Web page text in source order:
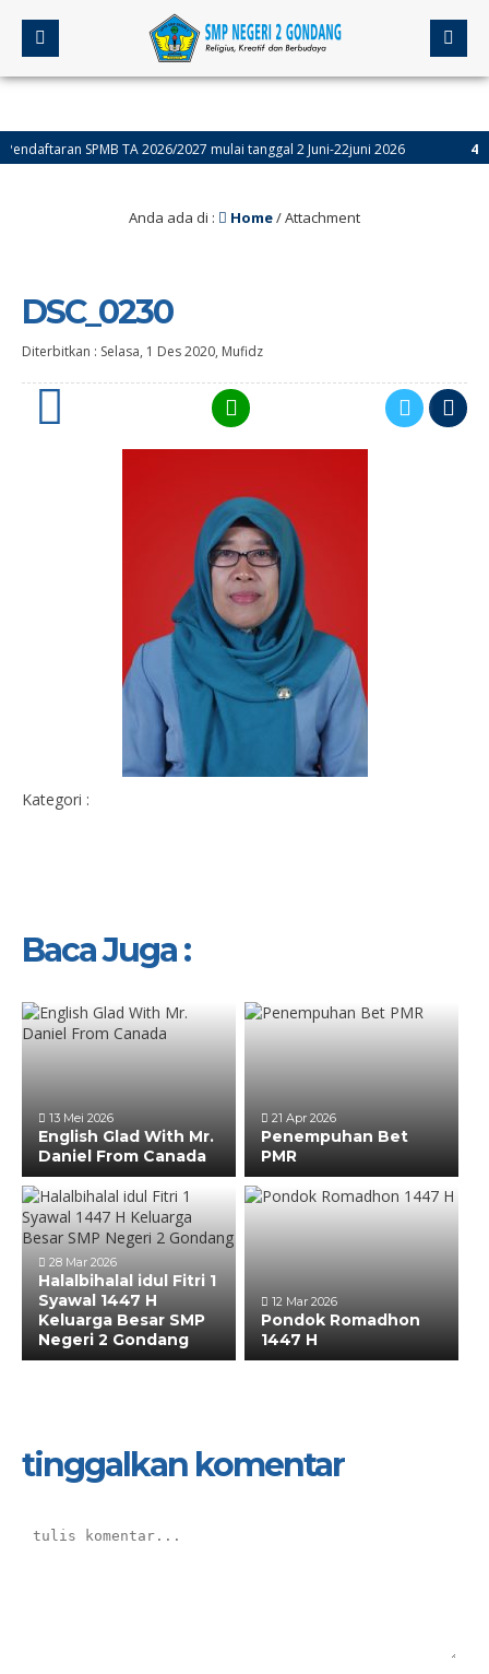
SPMB TA 2026/2027 mulai tanggal 2 Juni-22juni 2026 4
Anda ada di : Home/ Attachment
DSC_0230
Diterbitkan : Selasa, 1 Des 2020, Mufidz
Kategori :
Baca Juga :
13 Mei 2026
English Glad With Mr.
Daniel From Canada
21 Apr 2026
Penempuhan Bet
PMR
28 Mar 2026
Halalbihalal idul Fitri 1
Syawal 1447 H
Keluarga Besar SMP
Negeri 2 Gondang
12 Mar 2026
Pondok Romadhon
1447 H
tinggalkan komentar